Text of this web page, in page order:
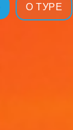
О ТУРЕ